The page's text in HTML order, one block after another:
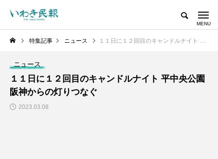
特集記事 ニュース １１日に１２回目のキャンドルナイト 平中央公園 阪神からの灯りつなぐ
ニュース
１１日に１２回目のキャンドルナイト 平中央公園
阪神からの灯りつなぐ
2023.03.08